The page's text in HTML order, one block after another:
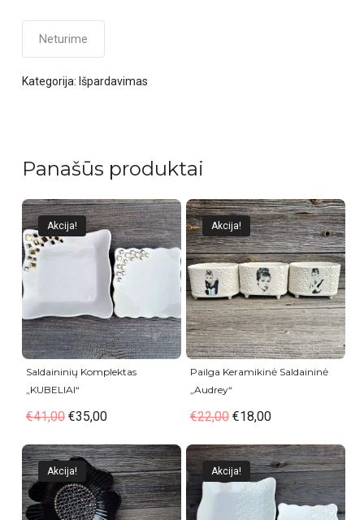
Neturime
Kategorija: Išpardavimas
Panašūs produktai
Akcija!
Saldaininių Komplektas
„KUBELIAI“
€41,00 €35,00
Akcija!
Pailga Keramikinė Saldaininė
„Audrey“
€22,00 €18,00
Akcija! Akcija!